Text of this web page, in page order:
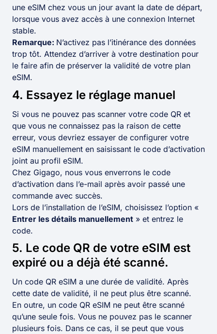
une eSIM chez vous un jour avant la date de départ,
lorsque vous avez accès à une connexion Internet
stable.
Remarque: N’activez pas l’itinérance des données
trop tôt. Attendez d’arriver à votre destination pour
le faire afin de préserver la validité de votre plan
eSIM.
4. Essayez le réglage manuel
Si vous ne pouvez pas scanner votre code QR et
que vous ne connaissez pas la raison de cette
erreur, vous devriez essayer de configurer votre
eSIM manuellement en saisissant le code d’activation
joint au profil eSIM.
Chez Gigago, nous vous enverrons le code
d’activation dans l’e-mail après avoir passé une
commande avec succès.
Lors de l’installation de l’eSIM, choisissez l’option «
Entrer les détails manuellement » et entrez le
code.
5. Le code QR de votre eSIM est
expiré ou a déjà été scanné.
Un code QR eSIM a une durée de validité. Après
cette date de validité, il ne peut plus être scanné.
En outre, un code QR eSIM ne peut être scanné
qu’une seule fois. Vous ne pouvez pas le scanner
plusieurs fois. Dans ce cas, il se peut que vous